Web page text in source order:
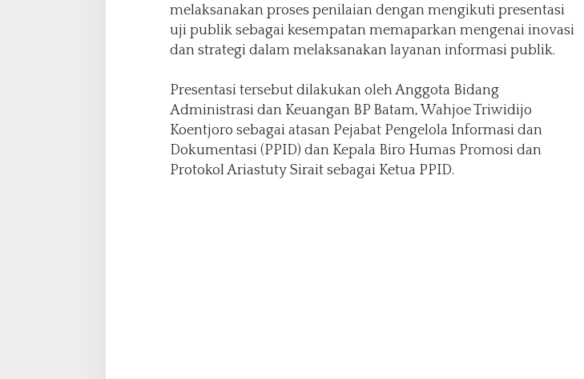
melaksanakan proses penilaian dengan mengikuti presentasi
uji publik sebagai kesempatan memaparkan mengenai inovasi
dan strategi dalam melaksanakan layanan informasi publik.
Presentasi tersebut dilakukan oleh Anggota Bidang
Administrasi dan Keuangan BP Batam, Wahjoe Triwidijo
Koentjoro sebagai atasan Pejabat Pengelola Informasi dan
Dokumentasi (PPID) dan Kepala Biro Humas Promosi dan
Protokol Ariastuty Sirait sebagai Ketua PPID.